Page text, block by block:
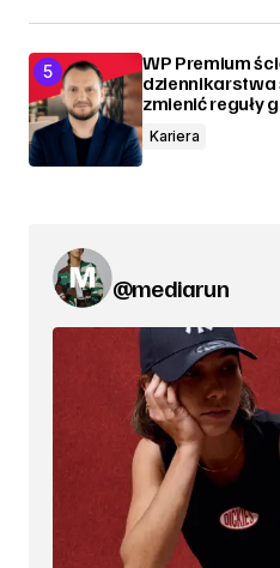
WP Premium
dziennikarstwa
zmienić reguły
Kariera
@mediarun